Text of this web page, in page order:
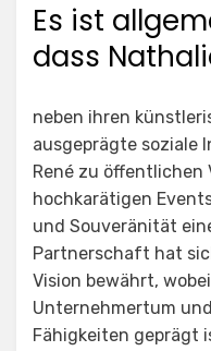
Es ist
dass
neben ihren
ausgeprägte soziale
René zu
hochkarätigen
und Souveränität
Partnerschaft hat
Vision bewährt,
Unternehmertum
Fähigkeiten geprägt